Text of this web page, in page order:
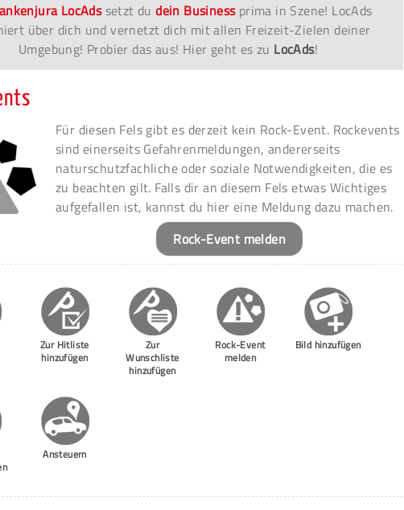
LocAdssetzt dudein Businessprima in Szene! LocAds
über dich und vernetzt dich mit allen Freizeit-Zielen deiner
Umgebung! Probier das aus! Hier geht es zu LocAds!
Für diesen Fels gibt es derzeit kein Rock-Event. Rockevents
sind einerseits Gefahrenmeldungen, andererseits
naturschutzfachliche oder soziale Notwendigkeiten, die es
zu beachten gilt. Falls dir an diesem Fels etwas Wichtiges
aufgefallen ist, kannst du hier eine Meldung dazu machen.
Rock-Event melden
Zur Hitliste
hinzufügen
Zur
Wunschliste
hinzufügen
Rock-Event
melden
Bild hinzufügen
Ansteuern